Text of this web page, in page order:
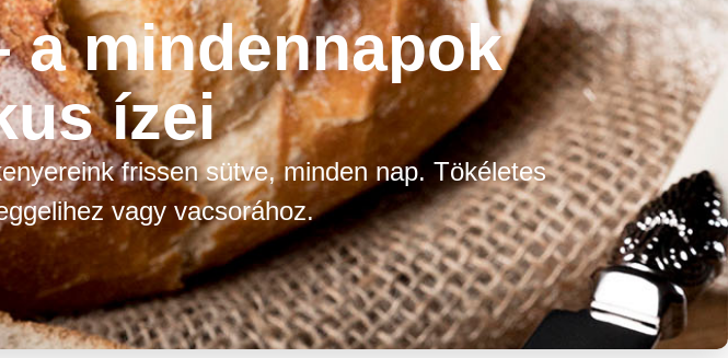
a mindennapok
ízei
frissen sütve, minden nap. Tökéletes
vagy vacsorához.